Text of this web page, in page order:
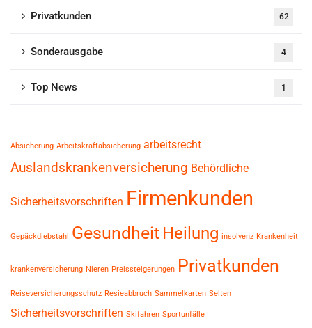
Privatkunden 62
Sonderausgabe 4
Top News 1
Absicherung Arbeitskraftabsicherung arbeitsrecht
Auslandskrankenversicherung Behördliche
Sicherheitsvorschriften Firmenkunden
Gepäckdiebstahl Gesundheit Heilung insolvenz Krankenheit
krankenversicherung Nieren Preissteigerungen Privatkunden
Reiseversicherungsschutz Resieabbruch Sammelkarten Selten
Sicherheitsvorschriften Skifahren Sportunfälle